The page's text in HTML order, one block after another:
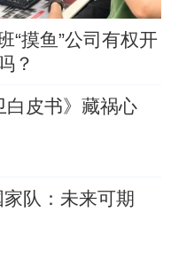
班“摸鱼”公司有权开
？
白皮书》藏祸心
队：未来可期